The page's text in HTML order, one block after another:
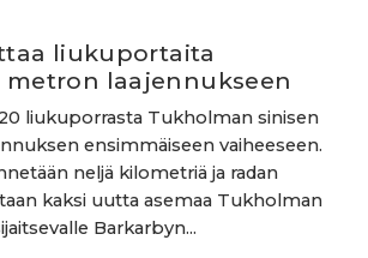
liukuportaita
laajennukseen
liukuporrasta Tukholman sinisen
ensimmäiseen vaiheeseen.
neljä kilometriä ja radan
kaksi uutta asemaa Tukholman
Barkarbyn...